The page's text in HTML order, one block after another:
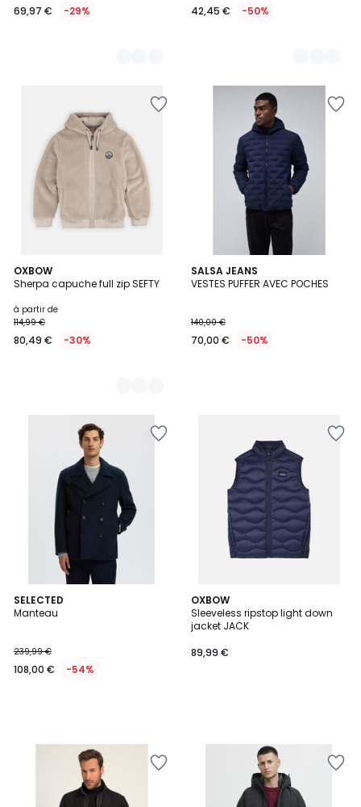
69,97 € -29% 42,45 € -50%
OXBOW
Sherpa capuche full zip SEFTY
à partir de
114,99 €
80,49 € -30%
2
Couleurs
SALSA JEANS
VESTES PUFFER AVEC POCHES
140,00 €
70,00 € -50%
SELECTED
Manteau
239,99 €
108,00 € -54%
OXBOW
Sleeveless ripstop light down
jacket JACK
89,99 €